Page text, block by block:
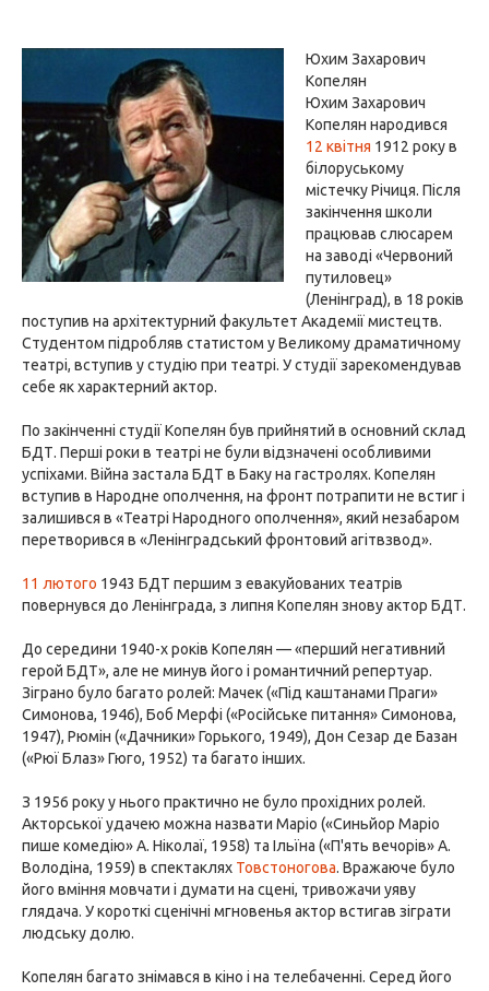
Юхим Захарович
Копелян
Юхим Захарович
Копелян народився
12 квітня 1912 року в
білоруському
містечку Річиця. Після
закінчення школи
працював слюсарем
на заводі «Червоний
путиловец»
(Ленінград), в 18 років
поступив на архітектурний факультет Академії мистецтв.
Студентом підробляв статистом у Великому драматичному
театрі, вступив у студію при театрі. У студії зарекомендував
себе як характерний актор.
По закінченні студії Копелян був прийнятий в основний склад
БДТ. Перші роки в театрі не були відзначені особливими
успіхами. Війна застала БДТ в Баку на гастролях. Копелян
вступив в Народне ополчення, на фронт потрапити не встиг і
залишився в «Театрі Народного ополчення», який незабаром
перетворився в «Ленінградський фронтовий агітвзвод».
11 лютого 1943 БДТ першим з евакуйованих театрів
повернувся до Ленінграда, з липня Копелян знову актор БДТ.
До середини 1940-х років Копелян — «перший негативний
герой БДТ», але не минув його і романтичний репертуар.
Зіграно було багато ролей: Мачек («Під каштанами Праги»
Симонова, 1946), Боб Мерфі («Російське питання» Симонова,
1947), Рюмін («Дачники» Горького, 1949), Дон Сезар де Базан
(«Рюї Блаз» Гюго, 1952) та багато інших.
З 1956 року у нього практично не було прохідних ролей.
Акторської удачею можна назвати Маріо («Синьйор Маріо
пише комедію» А. Ніколаї, 1958) та Ільїна («П'ять вечорів» А.
Володіна, 1959) в спектаклях Товстоногова. Вражаюче було
його вміння мовчати і думати на сцені, тривожачи уяву
глядача. У короткі сценічні мгновенья актор встигав зіграти
людську долю.
Копелян багато знімався в кіно і на телебаченні. Серед його